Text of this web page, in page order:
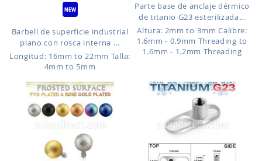
Barbell de superficie industrial
plano con rosca interna ...
Longitud: 16mm to 22mm Talla:
4mm to 5mm
Parte base de anclaje dérmico
de titanio G23 esterilizada...
Altura: 2mm to 3mm Calibre:
1.6mm - 0.9mm Threading to
1.6mm - 1.2mm Threading